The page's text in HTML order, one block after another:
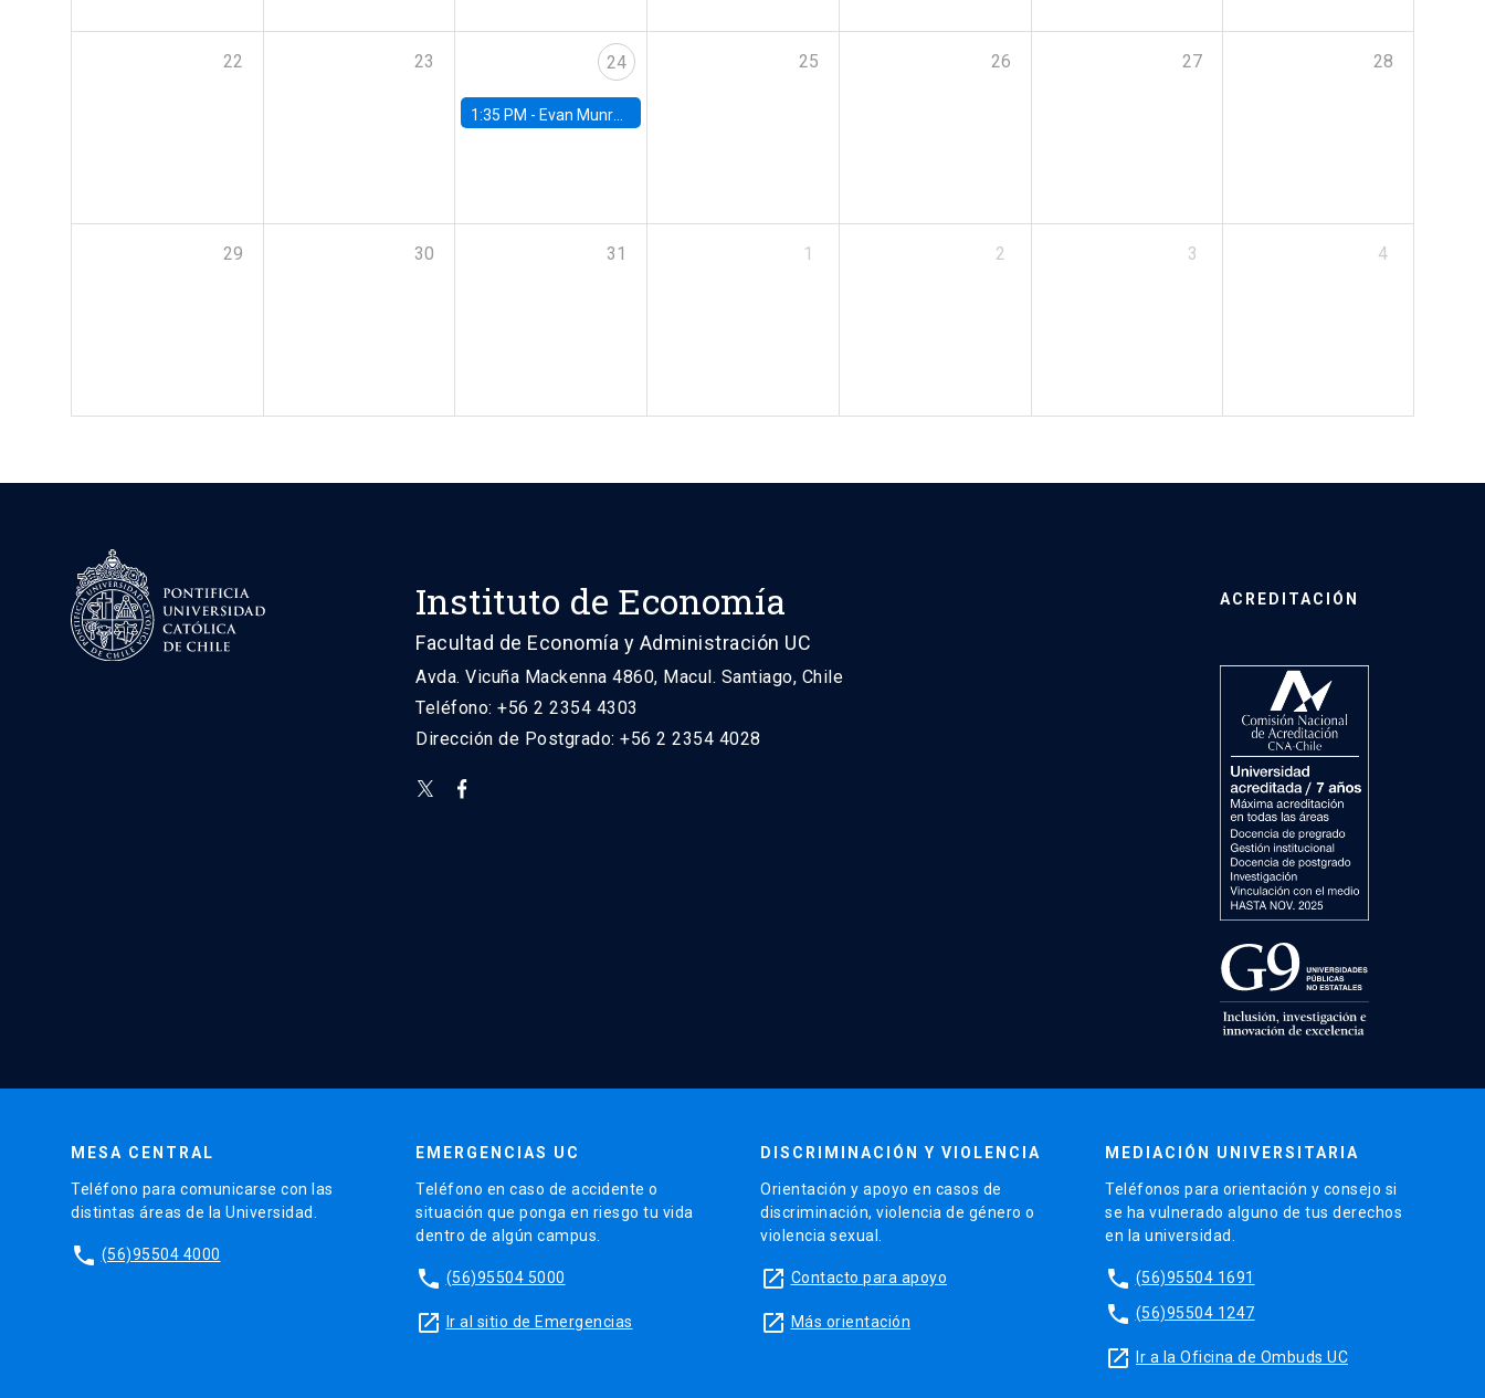
22 23 24
1:35 PM - Evan Munro, Neyman Visiting Assistant Professor in the Department of Statistics at UC Berkeley
25 26 27 28
29 30 31 1 2 3 4
Instituto de Economía
Facultad de Economía y Administración UC
Avda. Vicuña Mackenna 4860, Macul. Santiago, Chile
Teléfono: +56 2 2354 4303
Dirección de Postgrado: +56 2 2354 4028
ACREDITACIÓN
MESA CENTRAL
Teléfono para comunicarse con las
distintas áreas de la Universidad.
phone (56)95504 4000
EMERGENCIAS UC
Teléfono en caso de accidente o
situación que ponga en riesgo tu vida
dentro de algún campus.
phone (56)95504 5000
launch Ir al sitio de Emergencias
DISCRIMINACIÓN Y VIOLENCIA
Orientación y apoyo en casos de
discriminación, violencia de género o
violencia sexual.
launch Contacto para apoyo
launch Más orientación
MEDIACIÓN UNIVERSITARIA
Teléfonos para orientación y consejo si
se ha vulnerado alguno de tus derechos
en la universidad.
phone (56)95504 1691
phone (56)95504 1247
launch Ir a la Oficina de Ombuds UC